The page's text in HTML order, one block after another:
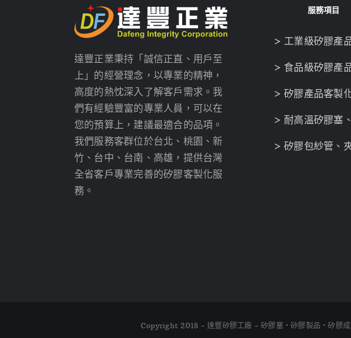
達豐正業秉持「誠信正直、用戶至
上」的經營理念，以專業的精神，
高度的熱忱深入了解客戶需求。我
們有經驗豐富的專業人員，可以在
您的預算上，建議最適合的品項。
我們服務客群位於台北、桃園、新
竹、台中、台南、高雄，提供台灣
全省客戶專業完善的矽膠客製化服
務。
服務項目
> 工業級矽膠產
> 食品級矽膠產
> 矽膠產品客製
> 耐高溫矽膠塞
> 矽膠包紗管、
Copyright 2018 - 達豐矽膠工廠 - 矽膠塞・矽膠製品・矽膠成